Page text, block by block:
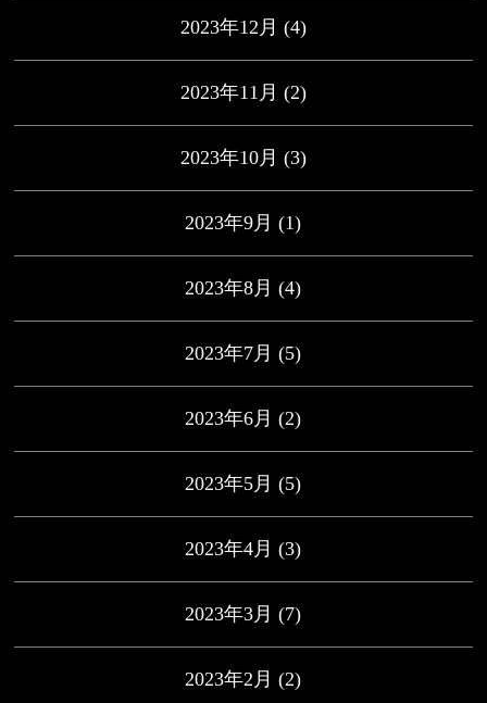
2023年12月 (4)
2023年11月 (2)
2023年10月 (3)
2023年9月 (1)
2023年8月 (4)
2023年7月 (5)
2023年6月 (2)
2023年5月 (5)
2023年4月 (3)
2023年3月 (7)
2023年2月 (2)